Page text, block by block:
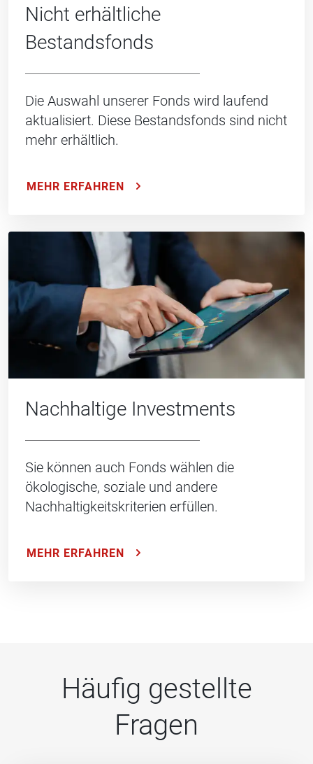
Nicht erhältliche
Bestandsfonds
Die Auswahl unserer Fonds wird laufend
aktualisiert. Diese Bestandsfonds sind nicht
mehr erhältlich.
MEHR ERFAHREN
Nachhaltige Investments
Sie können auch Fonds wählen die
ökologische, soziale und andere
Nachhaltigkeitskriterien erfüllen.
MEHR ERFAHREN
Häufig gestellte
Fragen